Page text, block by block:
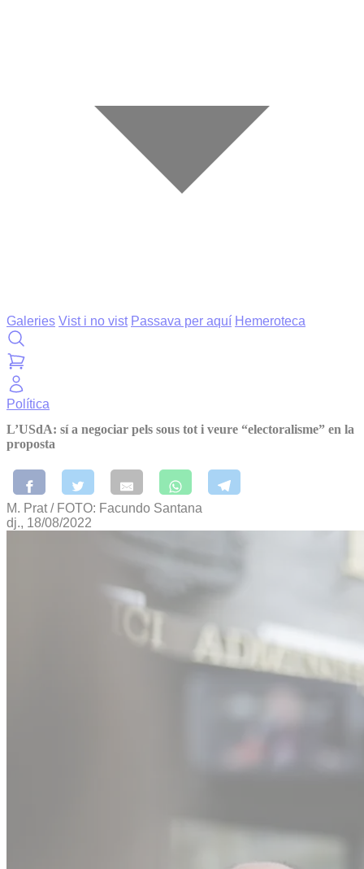
Galeries Vist i no vist Passava per aquí Hemeroteca
Política
L’USdA: sí a negociar pels sous tot i veure “electoralisme” en la
proposta
M. Prat / FOTO: Facundo Santana
dj., 18/08/2022